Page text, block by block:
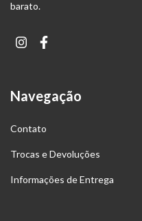
barato.
Navegação
Contato
Trocas e Devoluções
Informações de Entrega